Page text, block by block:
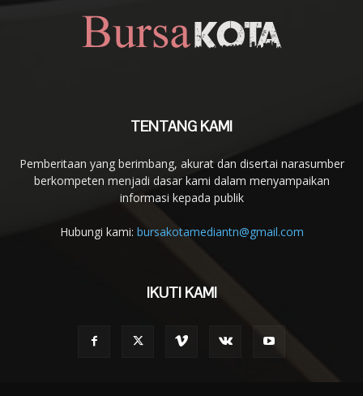
TENTANG KAMI
Pemberitaan yang berimbang, akurat dan disertai narasumber
berkompeten menjadi dasar kami dalam menyampaikan
informasi kepada publik
Hubungi kami: bursakotamediantn@gmail.com
IKUTI KAMI